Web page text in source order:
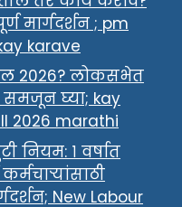
मार्गदर्शन ; pm
karave
2026? लोकसभेत
घ्या; kay
2026 marathi
नियम: १ वर्षात
New Labour